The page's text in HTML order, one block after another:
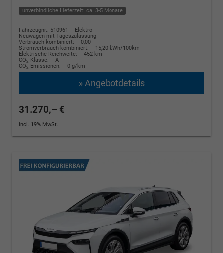
unverbindliche Lieferzeit: ca. 3-5 Monate
Fahrzeugnr.: 510961
Elektro
Neuwagen mit Tageszulassung
Verbrauch kombiniert:
0,00
Stromverbrauch kombiniert:
15,20 kWh/100km
Elektrische Reichweite:
452 km
CO2-Klasse:
A
CO2-Emissionen: 0 g/km
» Angebotdetails
31.270,– €
incl. 19% MwSt.